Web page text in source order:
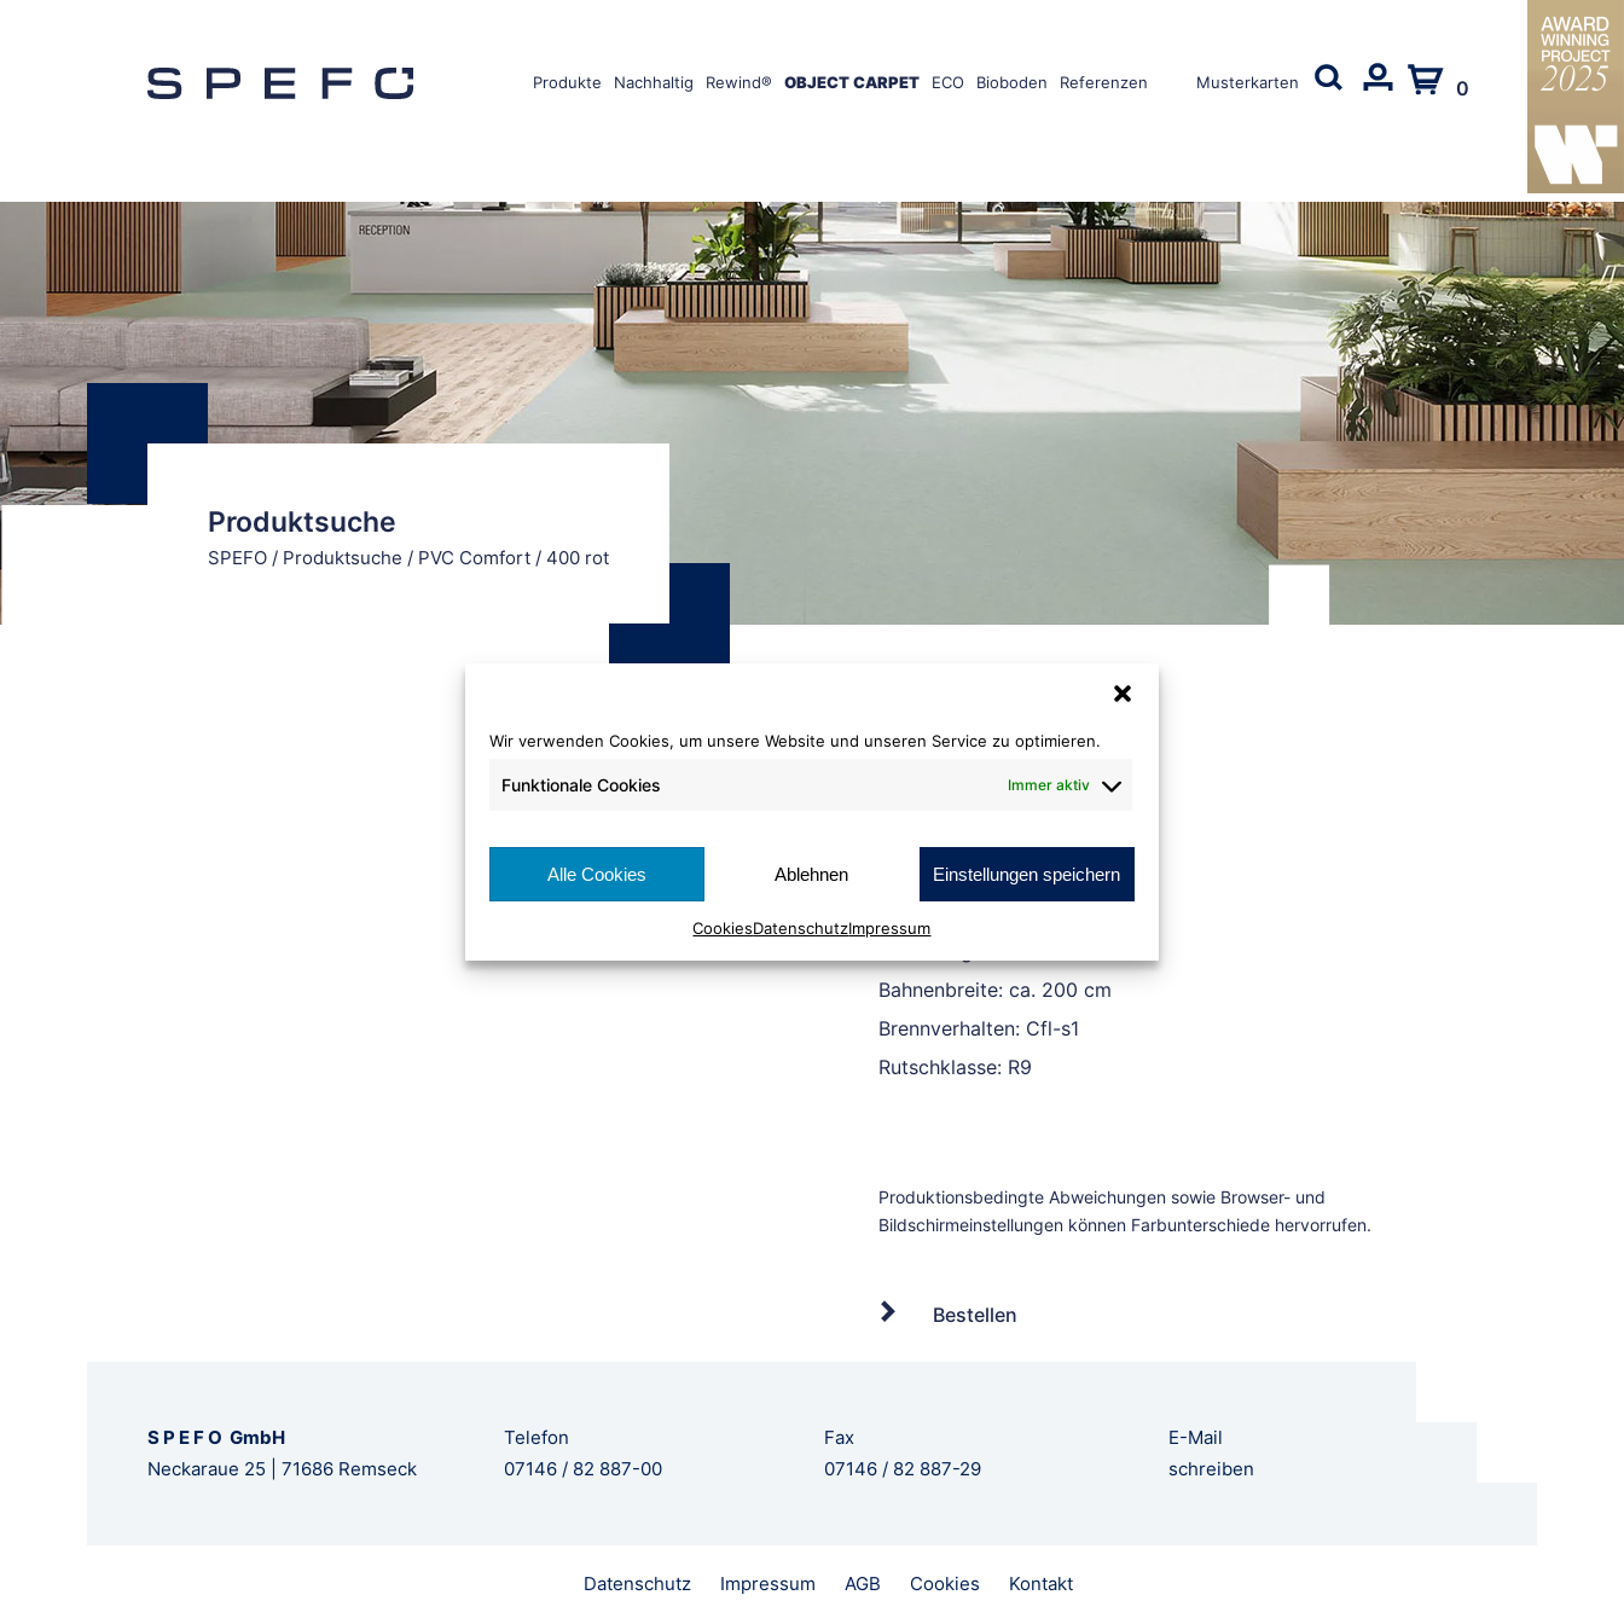
Wir verwenden Cookies, um unsere Website und unseren Service zu optimieren.
Funktionale Cookies Immer aktiv
Alle Cookies Ablehnen Einstellungen speichern
CookiesDatenschutzImpressum
Produkte Nachhaltig Rewind® OBJECT CARPET ECO Bioboden Referenzen Musterkarten 0
Produktsuche
SPEFO / Produktsuche / PVC Comfort / 400 rot
400 rot
Bahnenbreite: ca. 200 cm
Brennverhalten: Cfl-s1
Rutschklasse: R9
Bestellen
S P E F O GmbH
Neckaraue 25 | 71686 Remseck
Telefon
07146 / 82 887-00
Fax
07146 / 82 887-29
E-Mail
schreiben
Datenschutz Impressum AGB Cookies Kontakt